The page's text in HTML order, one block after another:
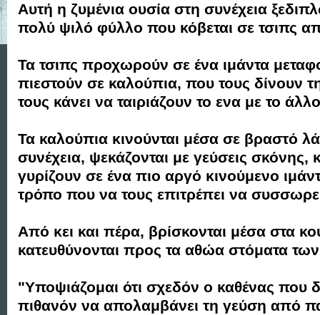
Αυτή η ζυμένια ουσία στη συνέχεια
πολύ ψιλό φύλλο που κόβεται σε τσιπς
Τα τσιπς προχωρούν σε ένα ιμάντα
πιεστούν σε καλούπια, που τους δίνουν
τους κάνει να ταιριάζουν το ενα με το
Τα καλούπια κινούνται μέσα σε βραστό
συνέχεια, ψεκάζονται με γεύσεις σκόνης,
γυρίζουν σε ένα πιο αργό κινούμενο
τρόπο που να τους επιτρέπει να
Από κει και πέρα, βρίσκονται μέσα στα
κατευθύνονται προς τα αθώα στόματα
"Υποψιάζομαι ότι σχεδόν ο καθένας που
πιθανόν να απολαμβάνει τη γεύση από